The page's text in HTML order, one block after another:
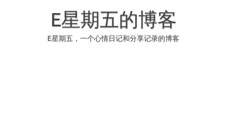
E星期五的博客
E星期五，一个心情日记和分享记录的博客